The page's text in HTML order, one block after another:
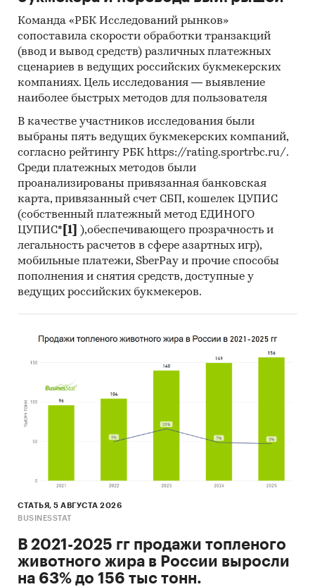
Специализированные аналитические
порталы
Методы:
Кабинетное исследование. Поиск и анализ
информации из различных источников,
проведение расчетов. Статистика и
аналитика
[1]Без учета ИП
[2]По выручке юр.лиц по ОКВЭД2 95.21, без
учета ИП.
Категории: Потребительские товары / Мебель,
товары для дома и ремонта
Россия
База ТОП-100
Команда «РБК Исследований рынков»
сопоставила скорости обработки транзакций
(ввод и вывод средств) различных платежных
сценариев в ведущих российских букмекерских
компаниях. Цель исследования — выявление
наиболее быстрых методов для пользователя
В качестве участников исследования были
выбраны пять ведущих букмекерских компаний,
согласно рейтингу РБК https://rating.sportrbc.ru/.
Среди платежных методов были
проанализированы привязанная банковская
карта, привязанный счет СБП, кошелек ЦУПИС
(собственный платежный метод ЕДИНОГО
ЦУПИС* [1]
),обеспечивающего прозрачность и
легальность расчетов в сфере азартных игр),
мобильные платежи, SberPay и прочие способы
пополнения и снятия средств, доступные у
ведущих российских букмекеров.
СТАТЬЯ, 5 АВГУСТА 2026
BUSINESSTAT
В 2021-2025 гг продажи топленого
животного жира в России выросли
на 63% до 156 тыс тонн.